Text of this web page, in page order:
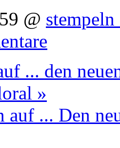
@
... den
»
auf ... Den